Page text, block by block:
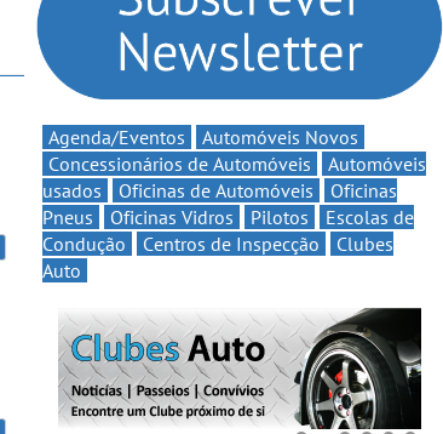
Agenda/Eventos
Automóveis Novos
Concessionários de Automóveis
Automóveis
usados
Oficinas de Automóveis
Oficinas
Pneus
Oficinas Vidros Pilotos
Escolas de
Condução
Centros de Inspecção
Clubes
Auto